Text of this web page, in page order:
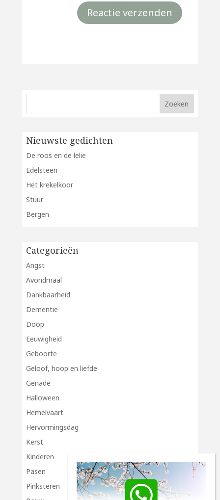
Nieuwste gedichten
De roos en de lelie
Edelsteen
Het krekelkoor
Stuur
Bergen
Categorieën
Angst
Avondmaal
Dankbaarheid
Dementie
Doop
Eeuwigheid
Geboorte
Geloof, hoop en liefde
Genade
Halloween
Hemelvaart
Hervormingsdag
Kerst
Kinderen
Pasen
Pinksteren